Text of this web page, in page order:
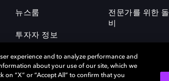
뉴스룸
투자자 정보
전문가를 위한 돌
비
experience and to analyze performance and
about your use of our site, which we
on “X” or “Accept All” to confirm that you